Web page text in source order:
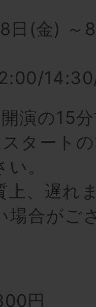
日(金) ～
演の15
タート
。
上、遅れ
場合がご
円